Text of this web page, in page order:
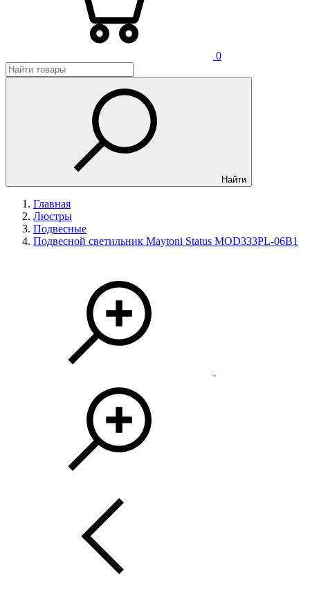
0
Найти
Главная
Люстры
Подвесные
Подвесной светильник Maytoni Status MOD333PL-06B1